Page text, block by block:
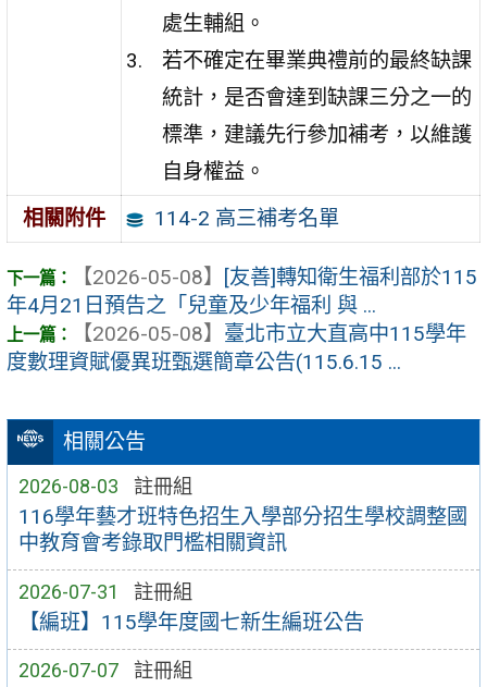
相關公告
2026-08-03 註冊組
116學年藝才班特色招生入學部分招生學校調整國
中教育會考錄取門檻相關資訊
2026-07-31 註冊組
【編班】115學年度國七新生編班公告
2026-07-07 註冊組
處生輔組。
若不確定在畢業典禮前的最終缺課
統計，是否會達到缺課三分之一的
標準，建議先行參加補考，以維護
自身權益。
相關附件
114-2 高三補考名單
【2026-05-08】 [友善]轉知衛生福利部於115
年4月21日預告之「兒童及少年福利 與 ...
【2026-05-08】 臺北市立大直高中115學年
度數理資賦優異班甄選簡章公告(115.6.15 ...